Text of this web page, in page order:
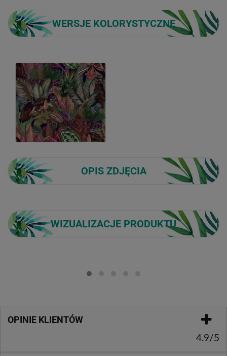
WERSJE KOLORYSTYCZNE
OPIS ZDJĘCIA
WIZUALIZACJE PRODUKTU
OPINIE KLIENTÓW
4.9/5